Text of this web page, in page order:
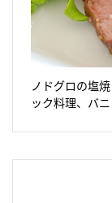
ノドグロの塩
ック料理、バ